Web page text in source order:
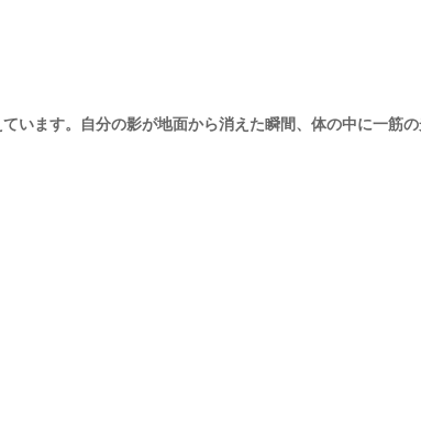
います。自分の影が地面から消えた瞬間、体の中に一筋